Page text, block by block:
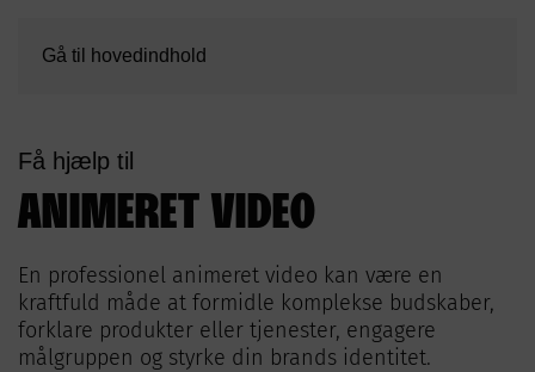
Gå til hovedindhold
Få hjælp til
ANIMERET VIDEO
En professionel animeret video kan være en
kraftfuld måde at formidle komplekse budskaber,
forklare produkter eller tjenester, engagere
målgruppen og styrke din brands identitet.